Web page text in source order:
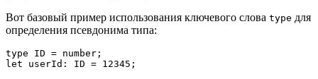
Вот базовый пример использования ключевого слова type для
определения псевдонима типа:
type ID = number;
let userId: ID = 12345;